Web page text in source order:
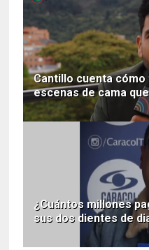
Cantillo cuenta
escenas de cama
¿Cuántos millones
sus dos dientes de